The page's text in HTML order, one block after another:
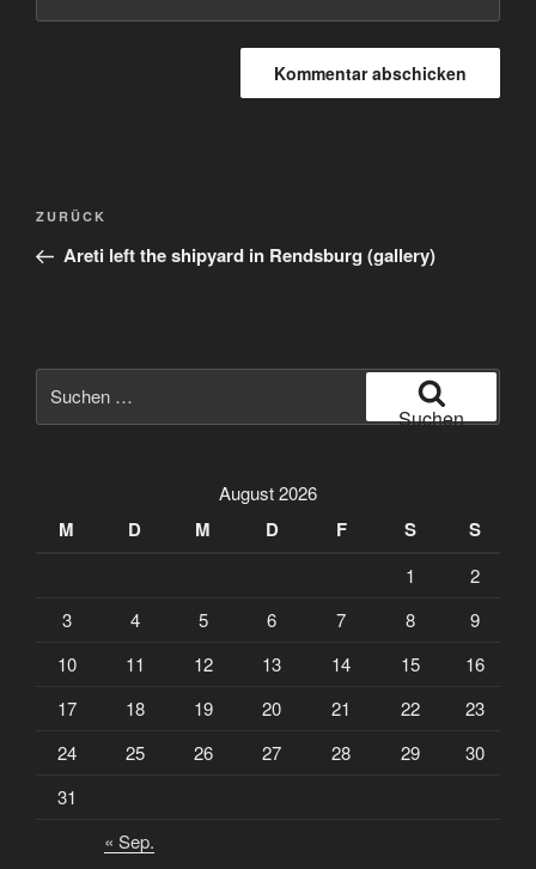
Beitragsnavigation
Vorheriger
Beitrag
ZURÜCK
Areti left the shipyard in Rendsburg (gallery)
nach:
Suchen
August 2026
M D M D F S S
1
2
3
4 5 6 7 8
9
10
11 12 13 14 15
16
17
18 19 20 21 22
23
24
25 26 27 28 29
30
31
« Sep.